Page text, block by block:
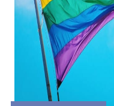
Per informazioni sul